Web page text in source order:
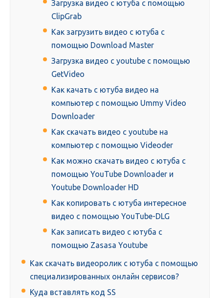
Загрузка видео с ютуба с помощью
ClipGrab
Как загрузить видео с ютуба с
помощью Download Master
Загрузка видео с youtube с помощью
GetVideo
Как качать с ютуба видео на
компьютер с помощью Ummy Video
Downloader
Как скачать видео с youtube на
компьютер с помощью Videoder
Как можно скачать видео с ютуба с
помощью YouTube Downloader и
Youtube Downloader HD
Как копировать с ютуба интересное
видео с помощью YouTube-DLG
Как записать видео с ютуба с
помощью Zasasa Youtube
Как скачать видеоролик с ютуба с помощью
специализированных онлайн сервисов?
Куда вставлять код SS